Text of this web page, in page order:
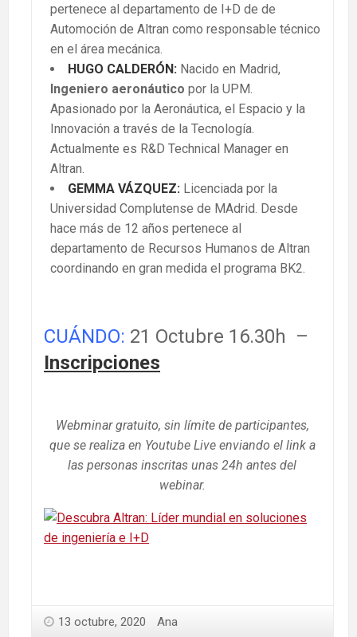
pertenece al departamento de I+D de de
Automoción de Altran como responsable técnico
en el área mecánica.
HUGO CALDERÓN: Nacido en Madrid,
Ingeniero aeronáutico por la UPM.
Apasionado por la Aeronáutica, el Espacio y la
Innovación a través de la Tecnología.
Actualmente es R&D Technical Manager en
Altran.
GEMMA VÁZQUEZ: Licenciada por la
Universidad Complutense de MAdrid. Desde
hace más de 12 años pertenece al
departamento de Recursos Humanos de Altran
coordinando en gran medida el programa BK2.
CUÁNDO: 21 Octubre 16.30h –
Inscripciones
Webminar gratuito, sin límite de participantes,
que se realiza en Youtube Live enviando el link a
las personas inscritas unas 24h antes del
webinar.
13 octubre, 2020 Ana